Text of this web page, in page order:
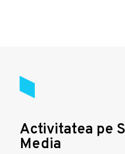
Activitatea pe
Media